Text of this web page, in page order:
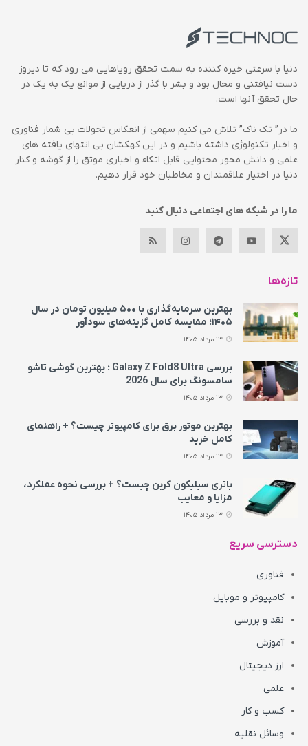
دنیا با سرعتی خیره کننده به سمت تحقق رویاهایی می رود که تا دیروز
دست نیافتنی و محال بود و بشر با گذر از دریایی از موانع یک به یک در
حال تحقق آنها است.
ما در” تک ناک” تلاش می کنیم سهمی از انعکاس تحولات بی شمار فناوری
و اخبار تکنولوژی داشته باشیم و در این کهکشان بی انتهای یافته های
علمی و دانش محور محتوایی قابل اتکاء و اخباری موثق را از گوشه و کنار
دنیا در اختیار علاقمندان و مخاطبان خود قرار دهیم.
ما را در شبکه های اجتماعی دنبال کنید
تازه‌ها
بهترین سرمایه‌گذاری با ۵۰۰ میلیون تومان در سال
۱۴۰۵؛ مقایسه کامل گزینه‌های سودآور
بررسی Galaxy Z Fold8 Ultra ؛ بهترین گوشی تاشو
سامسونگ برای سال 2026
بهترین موتور برق برای کامپیوتر چیست؟ + راهنمای
کامل خرید
باتری سیلیکون کربن چیست؟ + بررسی نحوه عملکرد،
مزایا و معایب
دسترسی سریع
فناوری
کامپیوتر و موبایل
نقد و بررسی
آموزش
ارز دیجیتال
علمی
کسب و کار
وسائل نقلیه